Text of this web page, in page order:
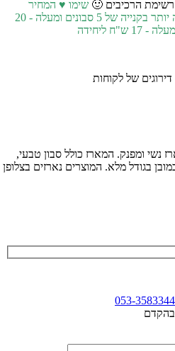
רשימת הרכיבים 🙂שימו ♥ המחיר
יותר
בקנייה של 5 סבונים ומעלה - 20
דירוגים של לקוחות
נשי ומפנק. המארז כולל סבון טבעי,
בגודל מלא. המוצרים נארזים בצלופן
053-3583344
בהקדם